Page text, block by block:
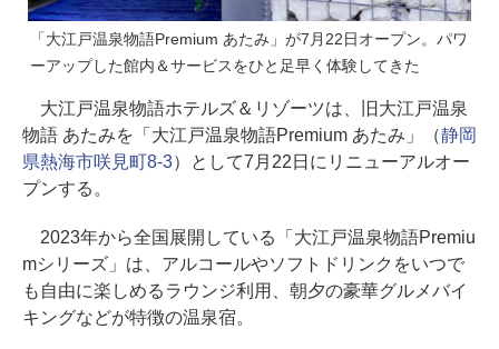
「大江戸温泉物語Premium あたみ」が7月22日オープン。パワ
ーアップした館内＆サービスをひと足早く体験してきた
大江戸温泉物語ホテルズ＆リゾーツは、旧大江戸温泉
物語 あたみを「大江戸温泉物語Premium あたみ」（静岡
県熱海市咲見町8-3）として7月22日にリニューアルオー
プンする。
2023年から全国展開している「大江戸温泉物語Premiu
mシリーズ」は、アルコールやソフトドリンクをいつで
も自由に楽しめるラウンジ利用、朝夕の豪華グルメバイ
キングなどが特徴の温泉宿。